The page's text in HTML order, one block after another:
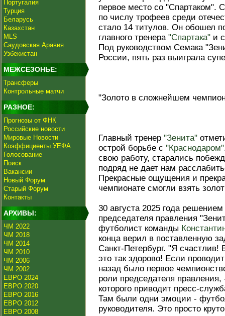
Португалия
Турция
Беларусь
Казахстан
MLS
Саудовская Аравия
Узбекистан
МЕЖСЕЗОНЬЕ:
Трансферы
Контрольные матчи
РАЗНОЕ:
Прогнозы от ФНК
Российские новости
Мировые Новости
Коэффициенты УЕФА
Голосование
Поиск
Вакансии
Новый Форум
Старый Форум
Контакты
АРХИВЫ:
ЧМ 2022
ЧМ 2018
ЧМ 2014
ЧМ 2010
ЧМ 2006
ЧМ 2002
ЕВРО 2024
ЕВРО 2020
ЕВРО 2016
ЕВРО 2012
ЕВРО 2008
первое место со "Спартаком".
по числу трофеев среди
стало 14 титулов. Он обошел
главного тренера "Спартака" и
Под руководством Семака
России, пять раз выиграла
"Золото в сложнейшем
Главный тренер "Зенита"
острой борьбе с "Краснодаром"
свою работу, старались
подряд не дает нам
Прекрасные ощущения и
чемпионате смогли взять
30 августа 2025 года
председателя правления
футболист команды
конца верил в поставленную
Санкт-Петербург. "Я счастлив!
это так здорово! Если
назад было первое
роли председателя
которого приводит пресс-
Там были одни эмоции -
руководителя. Это просто